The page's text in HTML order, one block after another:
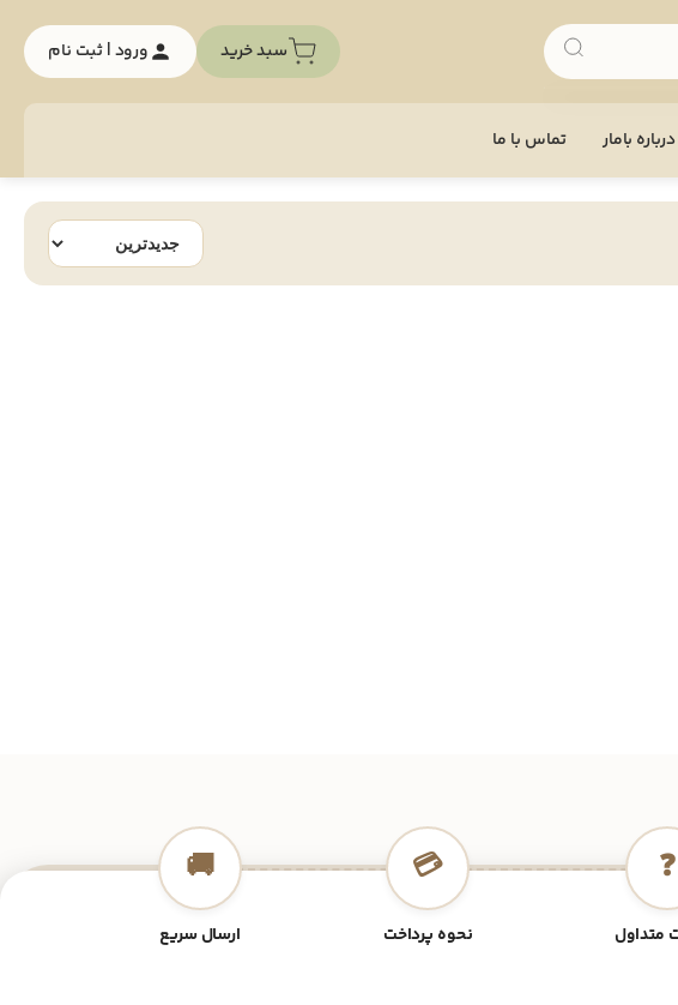
سبد خرید ورود | ثبت نام
درباره بامار تماس با ما
❓
متداول
💳
نحوه پرداخت
🚚
ارسال سریع